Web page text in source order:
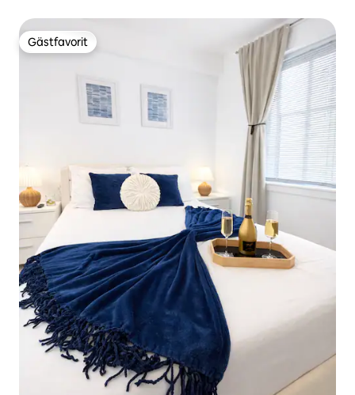
Gästfavorit
Gästfavorit